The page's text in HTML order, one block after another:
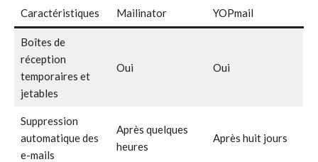
Caractéristiques Mailinator YOPmail
Boîtes de
réception
temporaires et
jetables
Oui Oui
Suppression
automatique des
e-mails
Après quelques
heures
Après huit jours